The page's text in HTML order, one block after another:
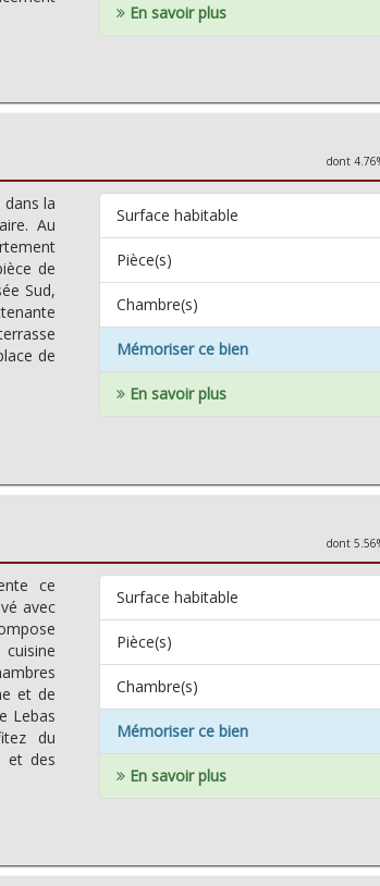
En savoir plus
dont
la
Au
de
Sud,
de
Surface habitable
Pièce(s)
Chambre(s)
Mémoriser ce bien
En savoir plus
dont
ce
avec
et de
Lebas
du
et des
Surface habitable
Pièce(s)
Chambre(s)
Mémoriser ce bien
En savoir plus